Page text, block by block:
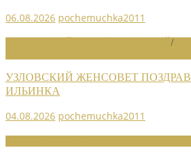
06.08.2026 pochemuchka2011
/
УЗЛОВСКИЙ ЖЕНСОВЕТ
ИЛЬИНКА
04.08.2026 pochemuchka2011